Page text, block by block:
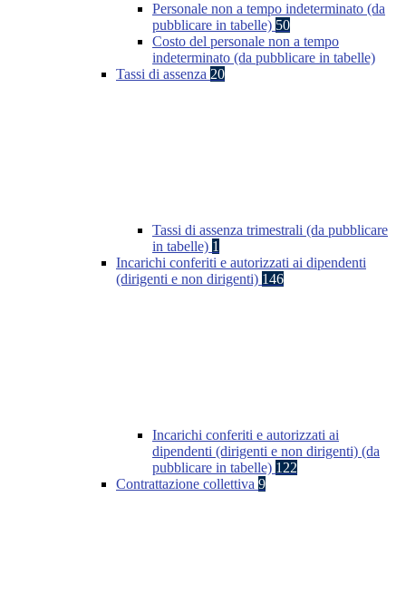
Personale non a tempo indeterminato (da
pubblicare in tabelle) 50
Costo del personale non a tempo
indeterminato (da pubblicare in tabelle)
Tassi di assenza 20
Tassi di assenza trimestrali (da pubblicare
in tabelle) 1
Incarichi conferiti e autorizzati ai dipendenti
(dirigenti e non dirigenti) 146
Incarichi conferiti e autorizzati ai
dipendenti (dirigenti e non dirigenti) (da
pubblicare in tabelle) 122
Contrattazione collettiva 9